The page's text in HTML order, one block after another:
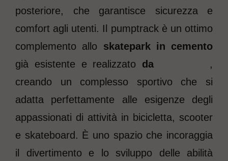
posteriore, che garantisce sicurezza e
comfort agli utenti. Il pumptrack è un ottimo
complemento allo skatepark in cemento
già esistente e realizzato da
,
creando un complesso sportivo che si
adatta perfettamente alle esigenze degli
appassionati di attività in bicicletta, scooter
e skateboard. È uno spazio che incoraggia
il divertimento e lo sviluppo delle abilità